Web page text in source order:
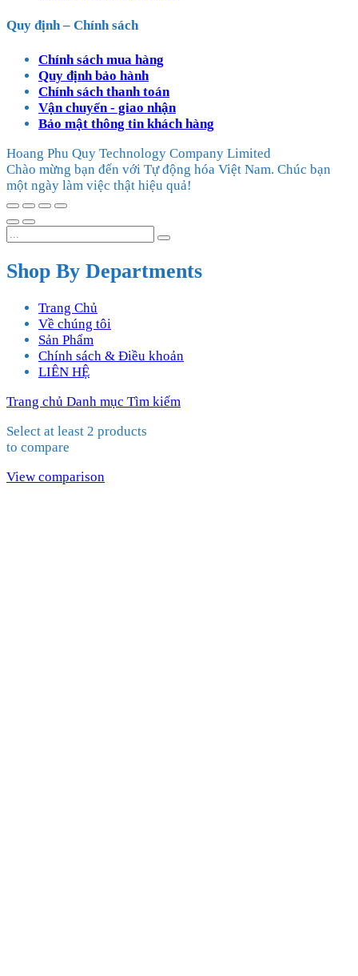
Quy định – Chính sách
Chính sách mua hàng
Quy định bảo hành
Chính sách thanh toán
Vận chuyển - giao nhận
Bảo mật thông tin khách hàng
Hoang Phu Quy Technology Company Limited
Chào mừng bạn đến với Tự động hóa Việt Nam. Chúc bạn
một ngày làm việc thật hiệu quả!
Shop By Departments
Trang Chủ
Về chúng tôi
Sản Phẩm
Chính sách & Điều khoản
LIÊN HỆ
Trang chủ Danh mục Tìm kiếm
Select at least 2 products
to compare
View comparison